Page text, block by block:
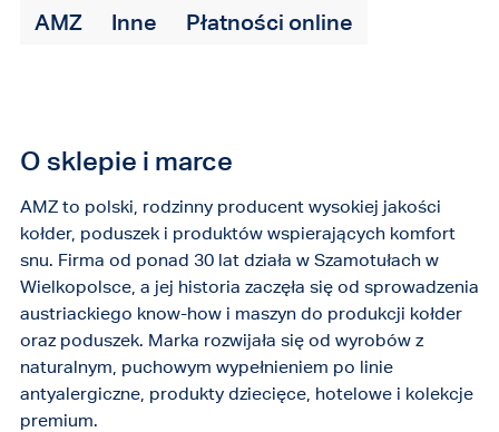
AMZ
Inne Płatności online
O sklepie i marce
AMZ to polski, rodzinny producent wysokiej jakości
kołder, poduszek i produktów wspierających komfort
snu. Firma od ponad 30 lat działa w Szamotułach w
Wielkopolsce, a jej historia zaczęła się od sprowadzenia
austriackiego know-how i maszyn do produkcji kołder
oraz poduszek. Marka rozwijała się od wyrobów z
naturalnym, puchowym wypełnieniem po linie
antyalergiczne, produkty dziecięce, hotelowe i kolekcje
premium.